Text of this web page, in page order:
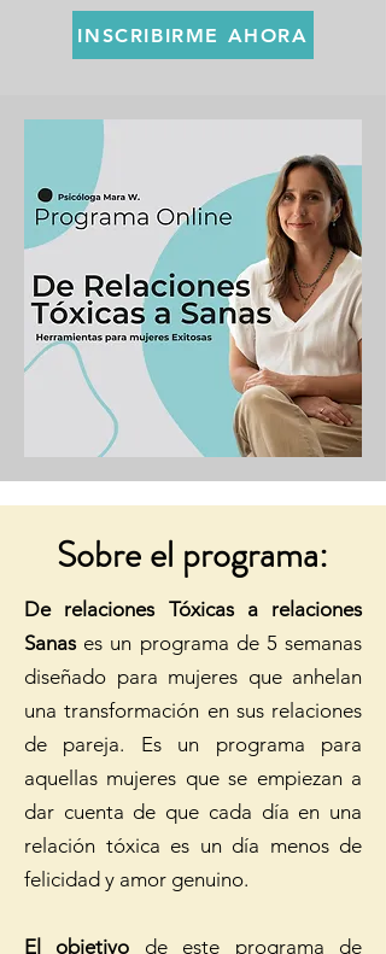
INSCRIBIRME AHORA
Sobre el programa:
De relaciones Tóxicas a relaciones
Sanases un programa de 5 semanas
diseñado para mujeres que anhelan
una transformación en sus relaciones
de pareja. Es un programa para
aquellas mujeres que se empiezan a
dar cuenta de que cada día en una
relación tóxica es un día menos de
felicidad y amor genuino.
El objetivo de este programa de